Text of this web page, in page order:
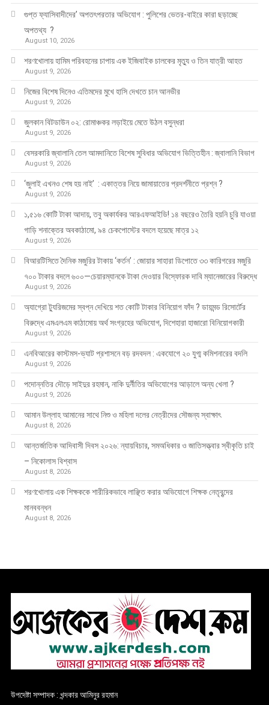
গুপ্ত ফ্যাসিবাদীদের’ অপতৎপরতার অভিযোগ : পুলিশের ভেতর-বাইরে কারা ছড়াচ্ছে
অপতথ্য ?
August 10, 2026
শরণখোলায় হামিম পরিবহনের চাপায় এক ইজিবাইক চালকের মৃত্যু ও তিন যাত্রী আহত
August 9, 2026
নিজের বিশেষ দিনেও এতিমদের মুখে হাসি দেখতে চান আনভীর
August 9, 2026
জুলকান বিটডাউন ০২: রোমাঞ্চকর লড়াইয়ে মেতে উঠল বসুন্ধরা
August 9, 2026
বেসরকারি জ্বালানি তেল আমদানিতে বিশেষ সুবিধার অভিযোগ ভিত্তিহীন : জ্বালানি বিভাগ
August 9, 2026
‘জুলাই এখনও শেষ হয় নাই’ : একাত্তর নিয়ে জামায়াতের প্রদর্শনীতে প্রশ্ন ?
August 9, 2026
১,৫১৬ কোটি টাকা আদায়, তবু অকার্যকর আরএফআইডি! ১৪ বছরেও তৈরি হয়নি চুরি যাওয়া
গাড়ি শনাক্তের অবকাঠামো, ৯৪ চেকপোস্টের বদলে হয়েছে মাত্র ১২
August 9, 2026
বিআরটিসিতে দৈনিক মজুরির টাকায় ‘কর্তন’ : জোয়ার সাহারা ডিপোতে ৩৩ কারিগরের মজুরি
৭০০ টাকার বদলে ৬০০—চেয়ারম্যানকে টাকা দেওয়ার বিস্ফোরক দাবি ম্যানেজারের বিরুদ্ধে
August 9, 2026
অ্যাগ্রো ট্যুরিজমের স্বপ্ন দেখিয়ে শত কোটি টাকার বিনিয়োগ ফাঁদ ? ডায়মন্ড রিসোর্টের
বিরুদ্ধে এমএলএম কাঠামোয় অর্থ সংগ্রহের অভিযোগ, দিশেহারা হাজারো বিনিয়োগকারী
August 9, 2026
এনবিআরের কাস্টমস-ভ্যাট প্রশাসনে বড় রদবদল : একযোগে ২০ যুগ্ম কমিশনারের বদলি
August 9, 2026
পদোন্নতির দৌড়ে সাইদুর রহমান, নাকি দুর্নীতির অভিযোগের আড়ালে অন্য খেলা ?
August 9, 2026
আমান উল্লাহ আমানের সাথে নিশু ও মহিলা দলের নেত্রীদের সৌজন্য স্বাক্ষাৎ
August 8, 2026
আন্তর্জাতিক আদিবাসী দিবস ২০২৬: ন্যায়বিচার, সমঅধিকার ও জাতিসত্ত্বার স্বীকৃতি চাই
– নিকোলাস বিশ্বাস
August 8, 2026
শরণখোলায় এক শিক্ষককে শারীরিকভাবে লাঞ্ছিত করার অভিযোগে শিক্ষক নেতৃবৃন্দের
মানববন্ধন
August 8, 2026
উপদেষ্টা সম্পাদক : খন্দকার আমিনুর রহমান